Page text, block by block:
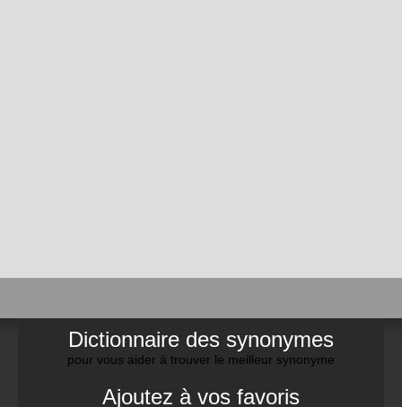
Dictionnaire des synonymes
pour vous aider à trouver le meilleur synonyme
Ajoutez à vos favoris